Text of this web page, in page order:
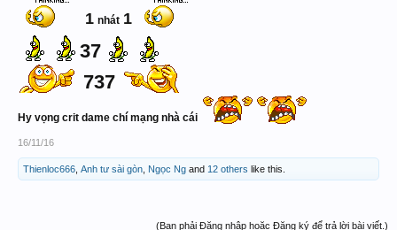
1 nhát 1
37
737
Hy vọng crit dame chí mạng nhà cái
16/11/16
Thienloc666 Anh tư sài gòn Ngọc Ng and 12 others like this.
(Bạn phải Đăng nhập hoặc Đăng ký để trả lời bài viết.)